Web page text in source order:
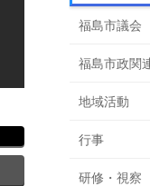
福島市議会
福島市政関
地域活動
行事
研修・視察